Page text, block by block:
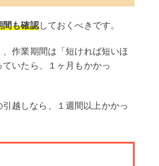
間も確認しておくべきです。
作業期間は「短ければ短いほ
いたら、１ヶ月もかかっ
越しなら、１週間以上かかっ